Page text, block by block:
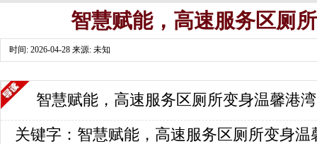
智慧赋能，高速服务区厕
时间: 2026-04-28 来源: 未知
智慧赋能，高速服务区厕所变身温馨港湾
关键字：智慧赋能，高速服务区厕所变身温